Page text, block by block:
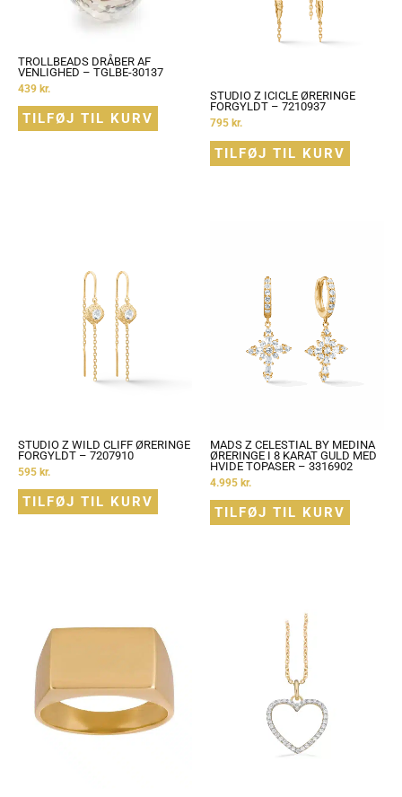
TROLLBEADS DRÅBER AF
VENLIGHED – TGLBE-30137
439 kr.
TILFØJ TIL KURV
STUDIO Z ICICLE ØRERINGE
FORGYLDT – 7210937
795 kr.
TILFØJ TIL KURV
STUDIO Z WILD CLIFF ØRERINGE
FORGYLDT – 7207910
595 kr.
TILFØJ TIL KURV
MADS Z CELESTIAL BY MEDINA
ØRERINGE I 8 KARAT GULD MED
HVIDE TOPASER – 3316902
4.995 kr.
TILFØJ TIL KURV